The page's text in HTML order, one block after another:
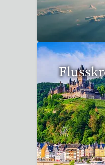
15 Reisen
6 Reisen